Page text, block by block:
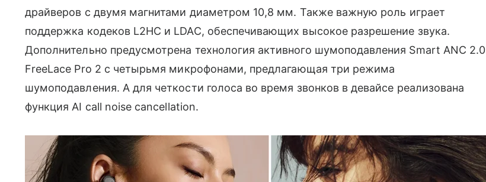
драйверов с двумя магнитами диаметром 10,8 мм. Также важную роль играет
поддержка кодеков L2HC и LDAC, обеспечивающих высокое разрешение звука.
Дополнительно предусмотрена технология активного шумоподавления Smart ANC 2.0
FreeLace Pro 2 с четырьмя микрофонами, предлагающая три режима
шумоподавления. А для четкости голоса во время звонков в девайсе реализована
функция AI call noise cancellation.